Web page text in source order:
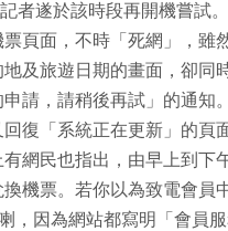
者遂於該時段再開機嘗試
頁面，不時「死網」，雖
地及旅遊日期的畫面，卻同
請，請稍後再試」的通知
復「系統正在更新」的頁
網民也指出，由早上到下
機票。若你以為致電會員
，因為網站都寫明「會員